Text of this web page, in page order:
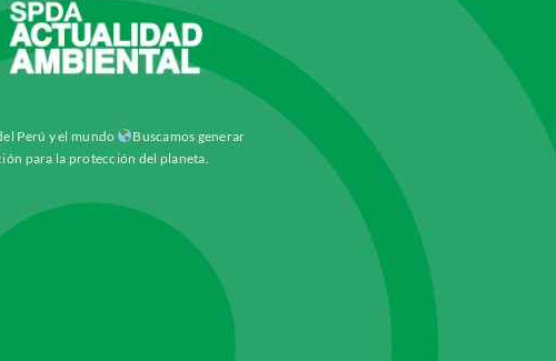
Perú y el mundo
Buscamos generar
para la protección del planeta.